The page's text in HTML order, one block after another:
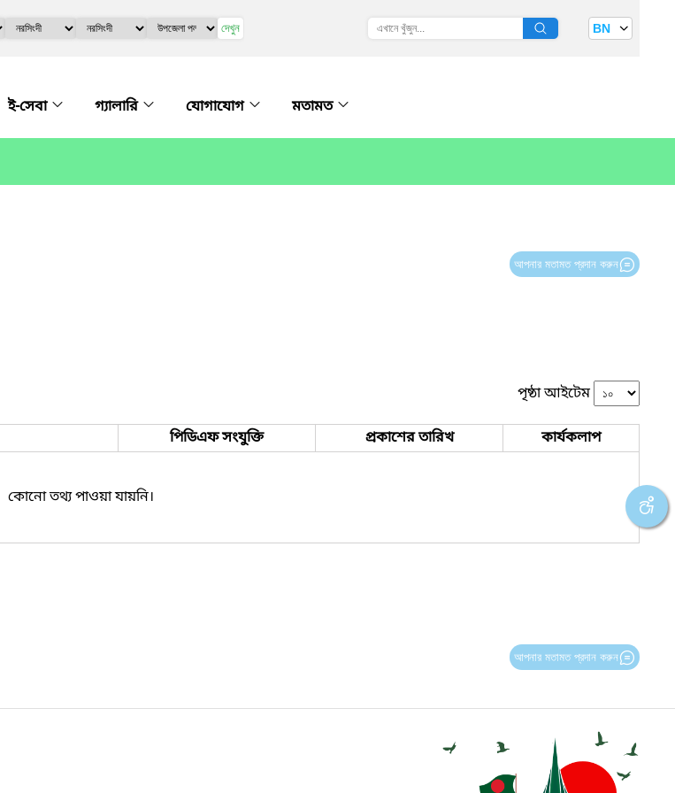
দেখুন BN
ই-সেবা গ্যালারি যোগাযোগ মতামত
আপনার মতামত প্রদান করুন
পৃষ্ঠা আইটেম
পিডিএফ সংযুক্তি প্রকাশের তারিখ কার্যকলাপ
কোনো তথ্য পাওয়া যায়নি।
আপনার মতামত প্রদান করুন